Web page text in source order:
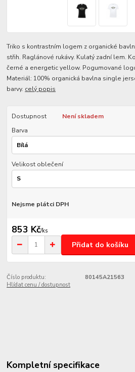
Triko s kontrastním logem z organické
střih. Raglánové rukávy. Kulatý zadní lem.
černé a energetic yellow. Pogumované
Materiál: 100% organická bavlna single
barvy. celý popis
Dostupnost
Není skladem
Barva
Velikost oblečení
Nejsme plátci DPH
853 Kč/ks
Přidat do košíku
Číslo produktu:
80145A21563
Hlídat cenu / dostupnost
Kompletní specifikace